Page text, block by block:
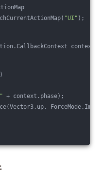
"UI" );
context)
+ context.phase);